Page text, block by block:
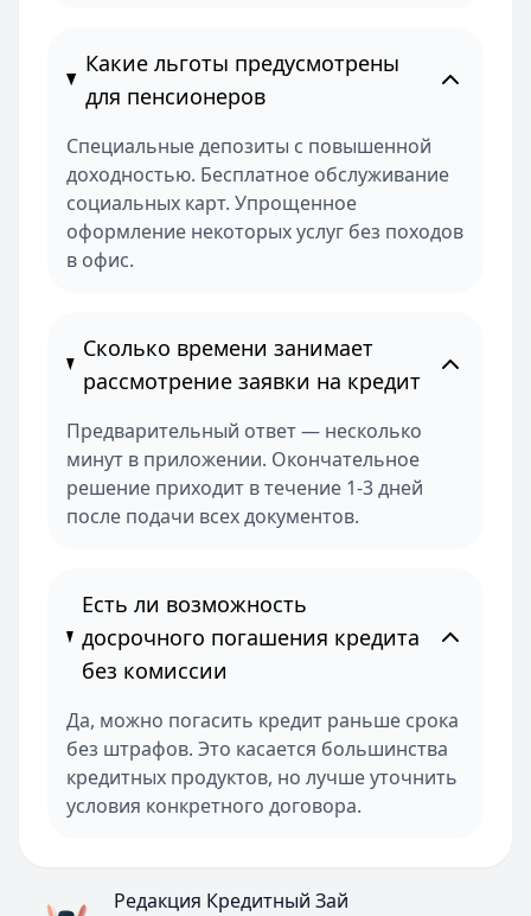
Какие льготы предусмотрены
для пенсионеров
Специальные депозиты с повышенной
доходностью. Бесплатное обслуживание
социальных карт. Упрощенное
оформление некоторых услуг без походов
в офис.
Сколько времени занимает
рассмотрение заявки на кредит
Предварительный ответ — несколько
минут в приложении. Окончательное
решение приходит в течение 1-3 дней
после подачи всех документов.
Есть ли возможность
досрочного погашения кредита
без комиссии
Да, можно погасить кредит раньше срока
без штрафов. Это касается большинства
кредитных продуктов, но лучше уточнить
условия конкретного договора.
Редакция Кредитный Зай